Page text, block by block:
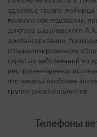
здоровье своего любимца
полного обследования,
доктора Базылевского
диспансеризации,
специализированном
скрытых заболеваний во
инструментальных
что чекапы наиболее
группу риска пациентов.
Телефоны